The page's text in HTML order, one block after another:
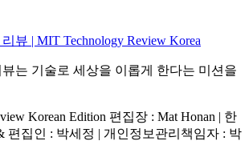
는 기술로 세상을 이롭게 한다는 미션을
Korean Edition 편집장 : Mat Honan | 한
편집인 : 박세정 | 개인정보관리책임자 : 박